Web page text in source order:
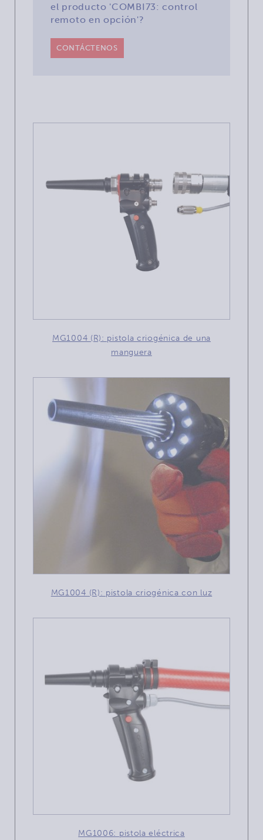
el producto 'COMBI73: control
remoto en opción'?
CONTÁCTENOS
MG1004 (R): pistola criogénica de una
manguera
MG1004 (R): pistola criogénica con luz
MG1006: pistola eléctrica